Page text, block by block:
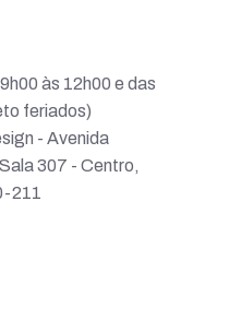
às 12h00 e das
feriados)
- Avenida
307 - Centro,
211